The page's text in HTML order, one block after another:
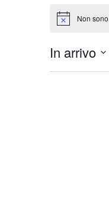
Eventi
Notice Non
In arrivo